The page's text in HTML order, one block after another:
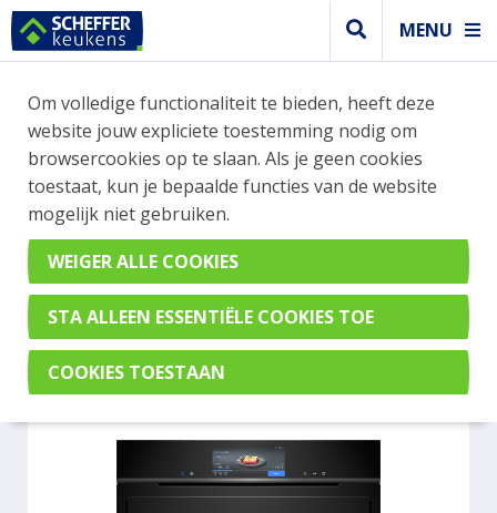
MENU
WEBSHOP BESTELLINGEN
Je kan tijdelijk geen bestelling plaatsen. Wil je je
vast oriënteren? Vergelijk eenvoudig apparaten
en merken met elkaar. Klik hier voor meer
informatie.
Steamer
SIEMENS HS958KDB1
Om volledige functionaliteit te bieden, heeft deze
website jouw expliciete toestemming nodig om
browsercookies op te slaan. Als je geen cookies
toestaat, kun je bepaalde functies van de website
mogelijk niet gebruiken.